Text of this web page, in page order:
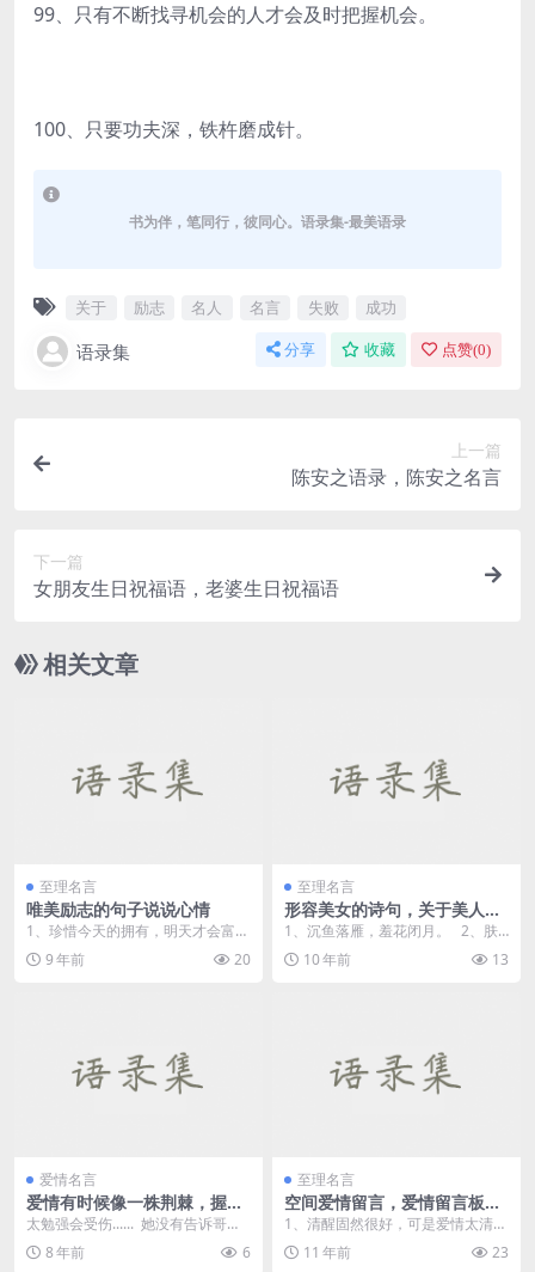
99、只有不断找寻机会的人才会及时把握机会。
100、只要功夫深，铁杵磨成针。
书为伴，笔同行，彼同心。语录集-最美语录
关于 励志 名人 名言 失败 成功
语录集 分享 收藏 点赞(0)
上一篇
陈安之语录，陈安之名言
下一篇
女朋友生日祝福语，老婆生日祝福语
相关文章
至理名言
唯美励志的句子说说心情
1、珍惜今天的拥有，明天才会富
有。 2、有一种计划叫蓄谋已久，
有一...9 年前 20
至理名言
形容美女的诗句，关于美人的
诗句
1、沉鱼落雁，羞花闭月。 2、肤
如凝脂，面如白玉。 ...
10 年前 13
爱情名言
爱情有时候像一株荆棘，握得
越紧就越会痛。——《明晓
溪》
太勉强会受伤...... 她没有告诉哥
哥，其实她早已伤得变成了钢筋
铁...8 年前 6
至理名言
空间爱情留言，爱情留言板留
言1、清醒固然很好，可是爱情太清醒
不好，如果可以糊涂深爱一个人，
请你不要遗憾什么了...
11 年前 23